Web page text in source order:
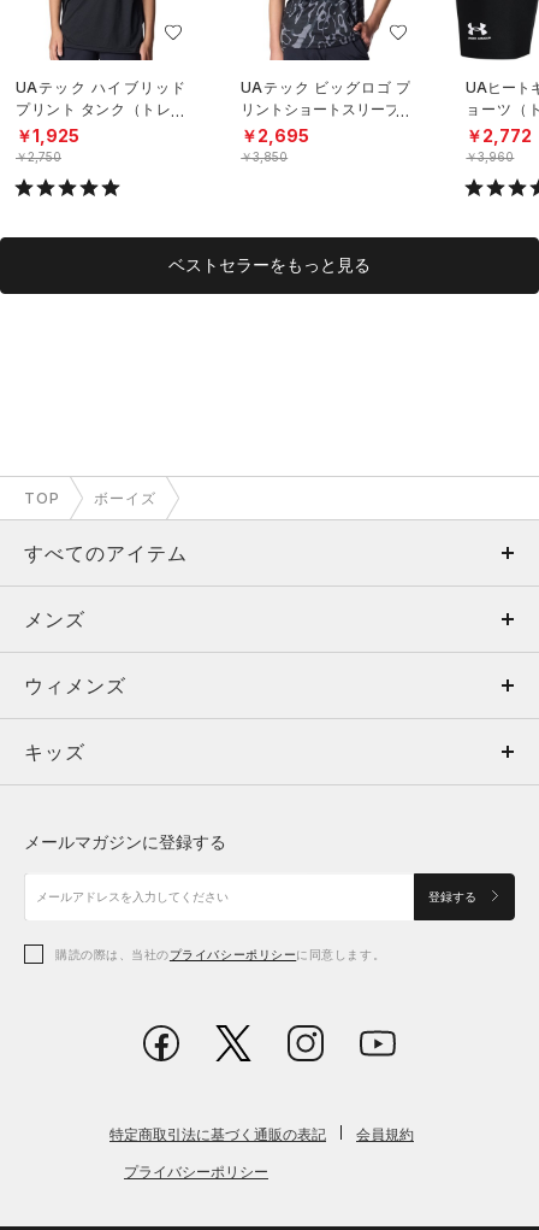
UAテック ハイブリッド
プリント タンク（トレー
ニング/BOYS）
￥1,925
￥2,750
UAテック ビッグロゴ プ
リントショートスリーブT
シャツ（トレーニング/B
OYS）
￥2,695
￥3,850
UAヒート
ョーツ（
OYS）
￥2,772
￥3,960
ベストセラーをもっと見る
TOP ボーイズ
すべてのアイテム
メンズ
ウィメンズ
キッズ
アクセサリー
メンズ
トップス
ボトムス
アクセサリー
ウィメンズ
トップス
シューズ
アクセサリー
キッズ
シューズ
メールマガジンに登録する
登録する
購読の際は、当社のプライバシーポリシーに同意します。
特定商取引法に基づく通販の表記 会員規約
プライバシーポリシー